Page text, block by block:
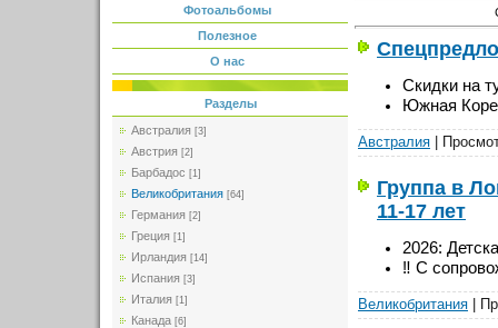
Фотоальбомы
Полезное
О нас
Разделы
Австралия [3]
Австрия [2]
Барбадос [1]
Великобритания [64]
Германия [2]
Греция [1]
Ирландия [14]
Испания [3]
Италия [1]
Канада [6]
Скидки на
Южная
Австралия |
Группа в
11-17 лет
2026:
‼️ С
Великобритания |